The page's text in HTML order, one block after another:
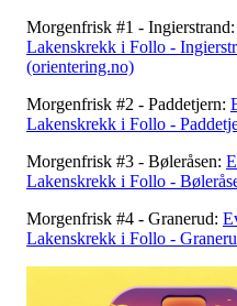
Morgenfrisk #1 - Ingierstrand:
Lakenskrekk i Follo -
(orientering.no)
Morgenfrisk #2 - Paddetjern:
Lakenskrekk i Follo -
Morgenfrisk #3 - Bøleråsen:
Lakenskrekk i Follo -
Morgenfrisk #4 - Granerud:
Lakenskrekk i Follo -